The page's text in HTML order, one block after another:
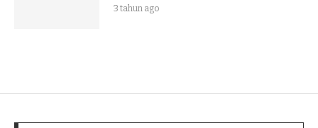
3 tahun ago